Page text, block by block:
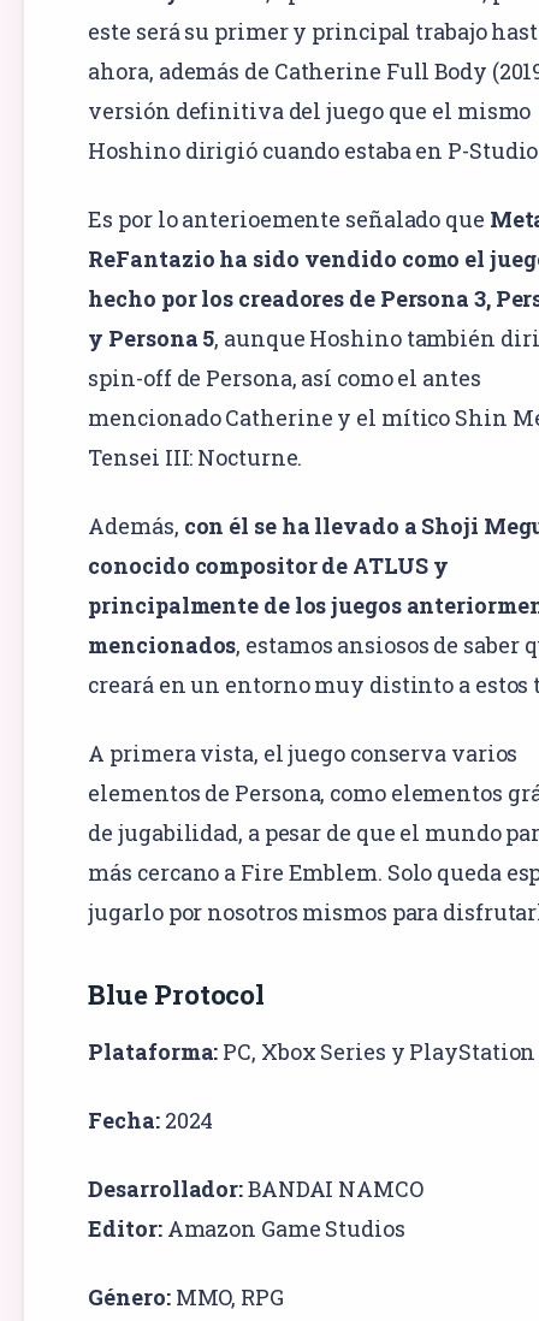
este será su primer y principal trabajo
ahora, además de Catherine Full Body
versión definitiva del juego que el mismo
Hoshino dirigió cuando estaba en P-
Es por lo anterioemente señalado que
ReFantazio ha sido vendido como el
hecho por los creadores de Persona 3,
y Persona 5, aunque Hoshino también
spin-off de Persona, así como el antes
mencionado Catherine y el mítico Shin
Tensei III: Nocturne.
Además, con él se ha llevado a Shoji
conocido compositor de ATLUS y
principalmente de los juegos
mencionados, estamos ansiosos de saber
creará en un entorno muy distinto a estos
A primera vista, el juego conserva varios
elementos de Persona, como elementos
de jugabilidad, a pesar de que el mundo
más cercano a Fire Emblem. Solo queda
jugarlo por nosotros mismos para
Blue Protocol
Plataforma: PC, Xbox Series y PlayStation
Fecha:2024
Desarrollador:BANDAI NAMCO
Editor: Amazon Game Studios
Género: MMO, RPG